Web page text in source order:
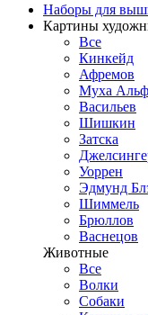
Наборы для
Картины
Все
Кинкейд
Афремов
Муха
Васильев
Шишкин
Затска
Уоррен
Эдмунд
Шиммель
Брюллов
Васнецов
Животные
Все
Волки
Собаки